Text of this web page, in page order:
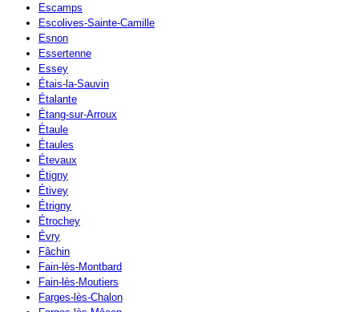
Escamps
Escolives-Sainte-Camille
Esnon
Essertenne
Essey
Étais-la-Sauvin
Étalante
Étang-sur-Arroux
Étaule
Étaules
Étevaux
Étigny
Étivey
Étrigny
Étrochey
Évry
Fâchin
Fain-lès-Montbard
Fain-lès-Moutiers
Farges-lès-Chalon